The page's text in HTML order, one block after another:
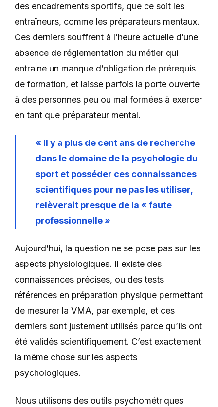
des encadrements sportifs, que ce soit les
entraîneurs, comme les préparateurs mentaux.
Ces derniers souffrent à l’heure actuelle d’une
absence de réglementation du métier qui
entraine un manque d’obligation de prérequis
de formation, et laisse parfois la porte ouverte
à des personnes peu ou mal formées à exercer
en tant que préparateur mental.
« Il y a plus de cent ans de recherche
dans le domaine de la psychologie du
sport et posséder ces connaissances
scientifiques pour ne pas les utiliser,
relèverait presque de la « faute
professionnelle »
Aujourd’hui, la question ne se pose pas sur les
aspects physiologiques. Il existe des
connaissances précises, ou des tests
références en préparation physique permettant
de mesurer la VMA, par exemple, et ces
derniers sont justement utilisés parce qu’ils ont
été validés scientifiquement. C’est exactement
la même chose sur les aspects
psychologiques.
Nous utilisons des outils psychométriques